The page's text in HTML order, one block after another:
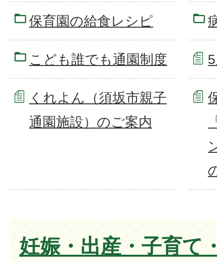
保育園の給食レシピ
こども誰でも通園制度
くれよん（須坂市親子
通園施設）のご案内
妊娠・出産・子育て